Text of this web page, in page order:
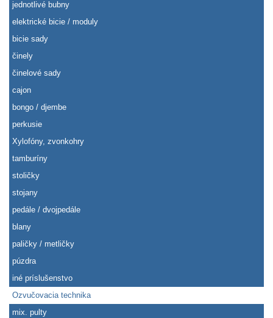
jednotlivé bubny
elektrické bicie / moduly
bicie sady
činely
činelové sady
cajon
bongo / djembe
perkusie
Xylofóny, zvonkohry
tamburíny
stoličky
stojany
pedále / dvojpedále
blany
paličky / metličky
púzdra
iné príslušenstvo
Ozvučovacia technika
mix. pulty